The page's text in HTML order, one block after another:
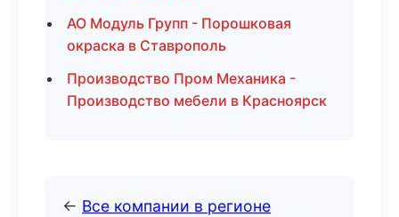
АО Модуль Групп - Порошковая
окраска в Ставрополь
Производство Пром Механика -
Производство мебели в Красноярск
← Все компании в регионе